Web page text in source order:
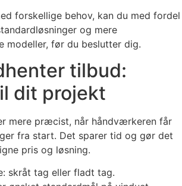
forskellige behov, kan du med fordel
og mere
modeller, før du beslutter dig.
tilbud:
dit projekt
mere præcist, når håndværkeren får
fra start. Det sparer tid og gør det
pris og løsning.
skråt tag eller fladt tag.